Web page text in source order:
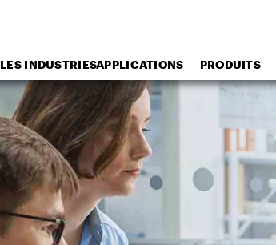
LES INDUSTRIESAPPLICATIONS PRODUITS